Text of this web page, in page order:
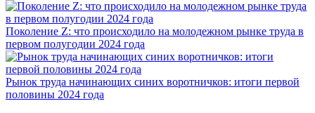
Поколение Z: что происходило на молодежном рынке труда в
первом полугодии 2024 года
Рынок труда начинающих синих воротничков: итоги первой
половины 2024 года